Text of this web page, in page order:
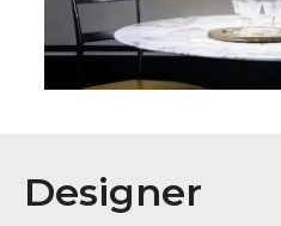
Designer